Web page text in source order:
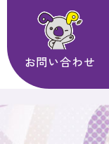
お問い合わせ